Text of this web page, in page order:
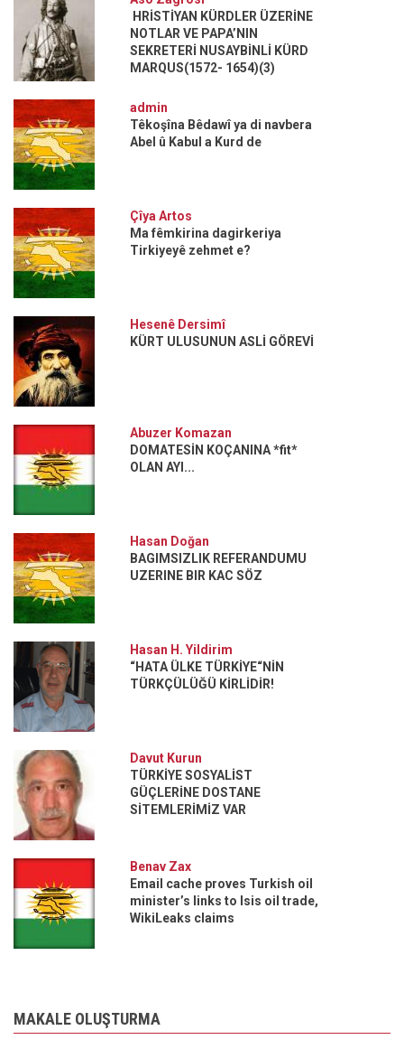
HRİSTİYAN KÜRDLER ÜZERİNE
NOTLAR VE PAPA’NIN
SEKRETERİ NUSAYBİNLİ KÜRD
MARQUS(1572- 1654)(3)
admin
Têkoşîna Bêdawî ya di navbera
Abel û Kabul a Kurd de
Çîya Artos
Ma fêmkirina dagirkeriya
Tirkiyeyê zehmet e?
Hesenê Dersimî
KÜRT ULUSUNUN ASLİ GÖREVİ
Abuzer Komazan
DOMATESİN KOÇANINA *fit*
OLAN AYI...
Hasan Doğan
BAGIMSIZLIK REFERANDUMU
UZERINE BIR KAC SÖZ
Hasan H. Yildirim
“HATA ÜLKE TÜRKİYE“NİN
TÜRKÇÜLÜĞÜ KİRLİDİR!
Davut Kurun
TÜRKİYE SOSYALİST
GÜÇLERİNE DOSTANE
SİTEMLERİMİZ VAR
Benav Zax
Email cache proves Turkish oil
minister’s links to Isis oil trade,
WikiLeaks claims
MAKALE OLUŞTURMA